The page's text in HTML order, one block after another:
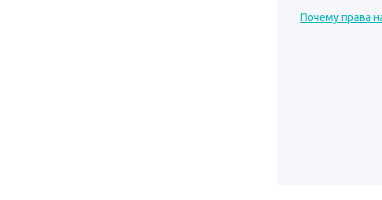
Почему права